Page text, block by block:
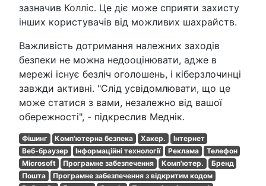
зазначив Колліс. Це діє може сприяти захисту
інших користувачів від можливих шахрайств.
Важливість дотримання належних заходів
безпеки не можна недооцінювати, адже в
мережі існує безліч оголошень, і кіберзлочинці
завжди активні. "Слід усвідомлювати, що це
може статися з вами, незалежно від вашої
обережності", - підкреслив Меднік.
Фішинг Комп'ютерна безпека Хакер.
Інтернет
Веб-браузер
Інформаційні технології Реклама
Телефон
Microsoft
Програмне забезпечення Комп'ютер.
Бренд
Пошта
Програмне забезпечення з відкритим кодом